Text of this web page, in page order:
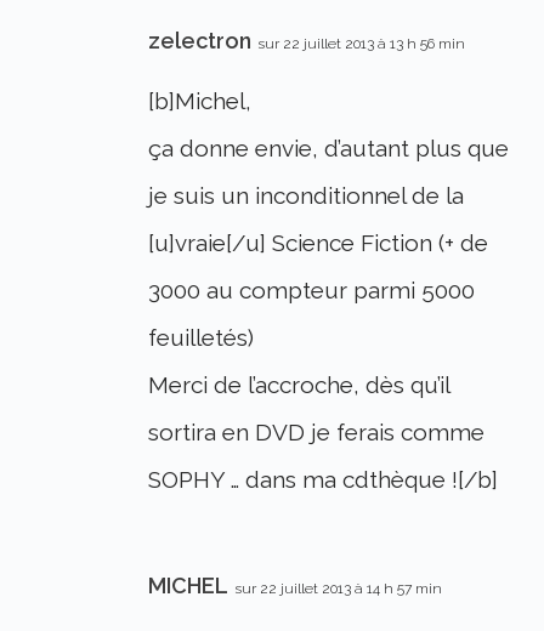
zelectron sur 22 juillet 2013 à 13 h 56 min
[b]Michel,
ça donne envie, d’autant plus que
je suis un inconditionnel de la
[u]vraie[/u] Science Fiction (+ de
3000 au compteur parmi 5000
feuilletés)
Merci de l’accroche, dès qu’il
sortira en DVD je ferais comme
SOPHY … dans ma cdthèque ![/b]
MICHEL sur 22 juillet 2013 à 14 h 57 min